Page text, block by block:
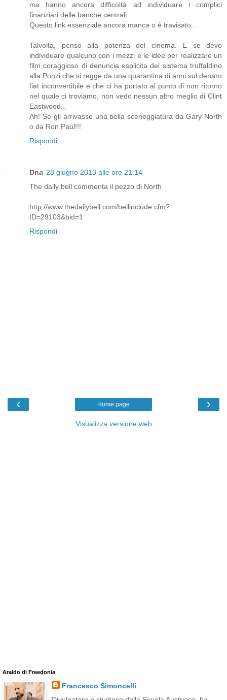
ma hanno ancora difficoltà ad individuare i complici
finanziari delle banche centrali.
Questo link essenziale ancora manca o è travisato...
Talvolta, penso alla potenza del cinema. E se devo
individuare qualcuno con i mezzi e le idee per realizzare un
film coraggioso di denuncia esplicita del sistema truffaldino
alla Ponzi che si regge da una quarantina di anni sul denaro
fiat inconvertibile e che ci ha portato al punto di non ritorno
nel quale ci troviamo, non vedo nessun altro meglio di Clint
Eastwood...
Ah! Se gli arrivasse una bella sceneggiatura da Gary North
o da Ron Paul!!!
Rispondi
Dna 28 giugno 2013 alle ore 21:14
The daily bell commenta il pezzo di North
http://www.thedailybell.com/bellinclude.cfm?
ID=29103&bid=1
Rispondi
‹ ›
Home page
Visualizza versione web
Araldo di Freedonia
Francesco Simoncelli